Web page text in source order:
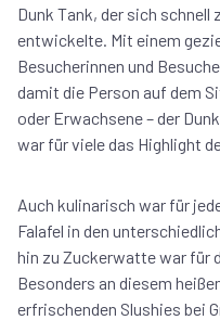
Dunk Tank, der sich
entwickelte. Mit einem
Besucherinnen und
damit die Person auf dem
oder Erwachsene – der
war für viele das Highlight
Auch kulinarisch war für
Falafel in den
hin zu Zuckerwatte war für
Besonders an diesem
erfrischenden Slushies bei